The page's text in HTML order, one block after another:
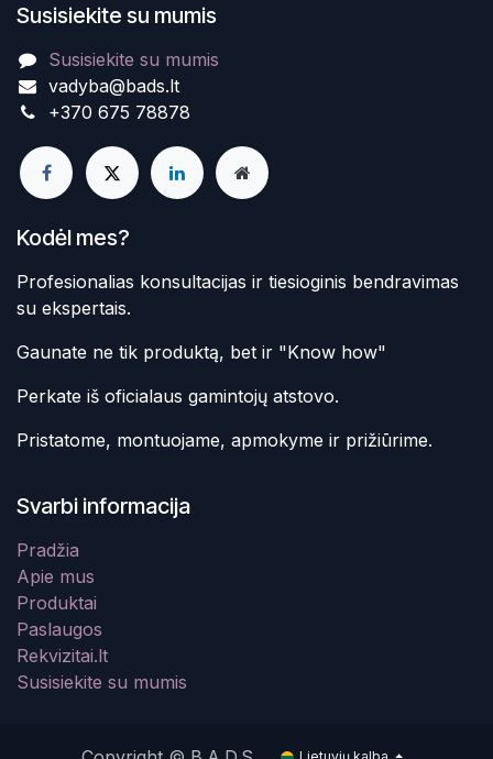
Susisiekite su mumis
Susisiekite su mumis
vadyba@bads.lt
+370 675 78878
Kodėl mes?
Profesionalias konsultacijas ir tiesioginis bendravimas
su ekspertais.
Gaunate ne tik produktą, bet ir "Know how"
Perkate iš oficialaus gamintojų atstovo.
Pristatome, montuojame, apmokyme ir prižiūrime.
Svarbi informacija
Pradžia
Apie mus
Produktai
Paslaugos
Rekvizitai.lt
Susisiekite su mumis